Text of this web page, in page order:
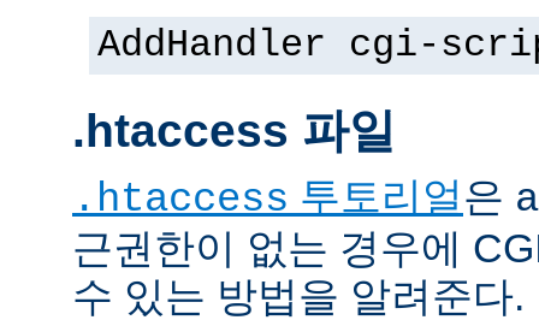
AddHandler cgi-
.htaccess 파일
.htaccess 투토리얼은
근권한이 없는 경우에
수 있는 방법을 알려준다.